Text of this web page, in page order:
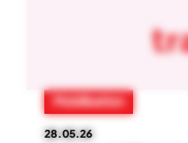
NOS ACTUS
Mobilisation
28.05.26